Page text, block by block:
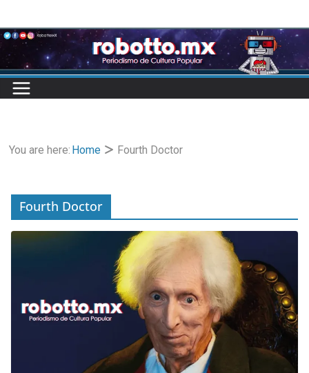
to
content
You are here: Home Fourth Doctor
Fourth Doctor